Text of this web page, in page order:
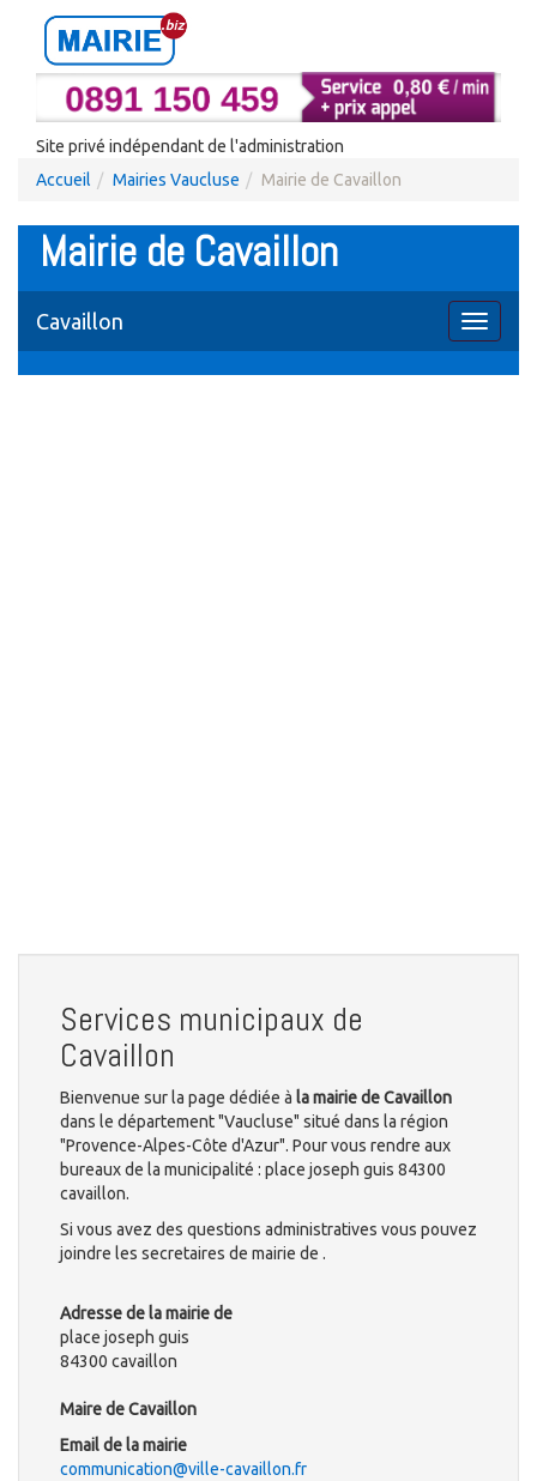
Site privé indépendant de l'administration
Accueil
Mairies Vaucluse Mairie de Cavaillon
Mairie de Cavaillon
Toggle
Cavaillon
Services municipaux de
Cavaillon
Bienvenue sur la page dédiée à la mairie de Cavaillon
dans le département "Vaucluse" situé dans la région
"Provence-Alpes-Côte d'Azur". Pour vous rendre aux
bureaux de la municipalité : place joseph guis 84300
cavaillon.
Si vous avez des questions administratives vous pouvez
joindre les secretaires de mairie de .
Adresse de la mairie de
place joseph guis
84300 cavaillon
Maire de Cavaillon
Email de la mairie
communication@ville-cavaillon.fr